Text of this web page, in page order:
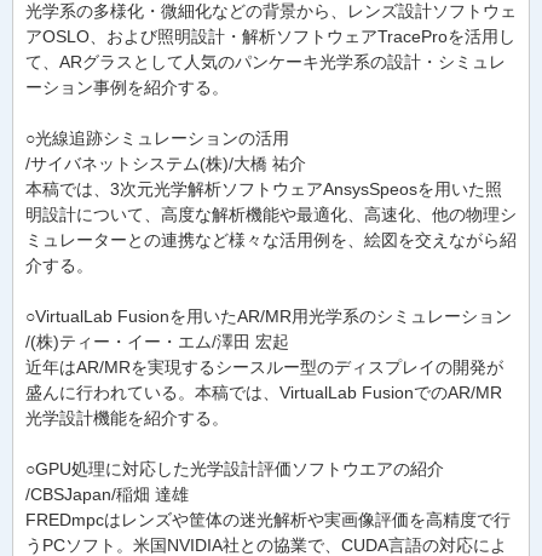
光学系の多様化・微細化などの背景から、レンズ設計ソフトウェ
アOSLO、および照明設計・解析ソフトウェアTraceProを活用し
て、ARグラスとして人気のパンケーキ光学系の設計・シミュレ
ーション事例を紹介する。
○光線追跡シミュレーションの活用
/サイバネットシステム(株)/大橋 祐介
本稿では、3次元光学解析ソフトウェアAnsysSpeosを用いた照
明設計について、高度な解析機能や最適化、高速化、他の物理シ
ミュレーターとの連携など様々な活用例を、絵図を交えながら紹
介する。
○VirtualLab Fusionを用いたAR/MR用光学系のシミュレーション
/(株)ティー・イー・エム/澤田 宏起
近年はAR/MRを実現するシースルー型のディスプレイの開発が
盛んに行われている。本稿では、VirtualLab FusionでのAR/MR
光学設計機能を紹介する。
○GPU処理に対応した光学設計評価ソフトウエアの紹介
/CBSJapan/稲畑 達雄
FREDmpcはレンズや筐体の迷光解析や実画像評価を高精度で行
うPCソフト。米国NVIDIA社との協業で、CUDA言語の対応によ